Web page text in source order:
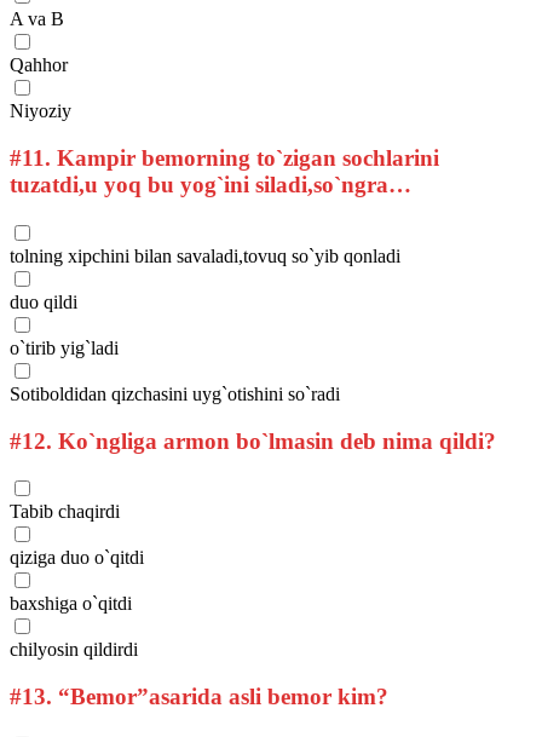
A va B
Qahhor
Niyoziy
#11. Kampir bemorning to`zigan sochlarini
tuzatdi,u yoq bu yog`ini siladi,so`ngra…
tolning xipchini bilan savaladi,tovuq so`yib qonladi
duo qildi
o`tirib yig`ladi
Sotiboldidan qizchasini uyg`otishini so`radi
#12. Ko`ngliga armon bo`lmasin deb nima qildi?
Tabib chaqirdi
qiziga duo o`qitdi
baxshiga o`qitdi
chilyosin qildirdi
#13. “Bemor”asarida asli bemor kim?